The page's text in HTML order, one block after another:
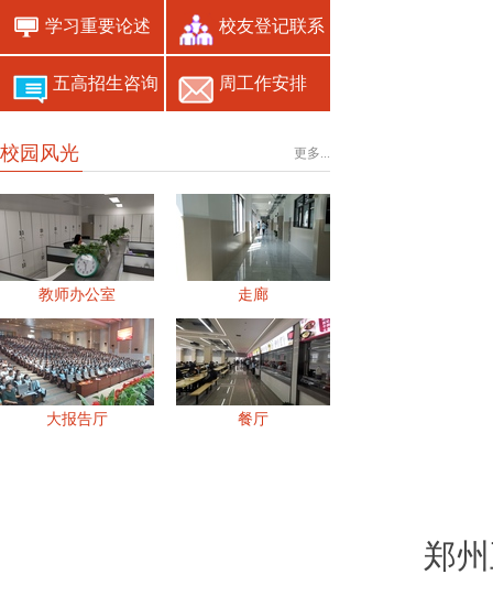
学习重要论述 校友登记联系
五高招生咨询 周工作安排
更多...
校园风光
教师办公室 走廊
大报告厅 餐厅
郑